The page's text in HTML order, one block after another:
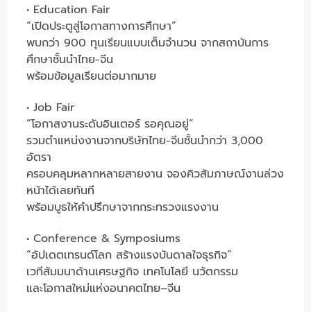
• Education Fair
“เปิดประตูสู่โอกาสทางการศึกษา”
พบกว่า 900 ทุนเรียนแบบเต็มจำนวน จากสถาบันการ
ศึกษาชั้นนำไทย-จีน
พร้อมข้อมูลเรียนต่อมากมาย
• Job Fair
“โอกาสงานระดับอินเตอร์ รอคุณอยู่”
รวมตำแหน่งงานจากบริษัทไทย-จีนชั้นนำกว่า 3,000
อัตรา
ครอบคลุมหลากหลายสายงาน จองคิวสัมภาษณ์งานล่วง
หน้าได้เลยทันที
พร้อมบูธให้คำปรึกษาจากกระทรวงแรงงาน
• Conference & Symposiums
“อัปเดตเทรนด์โลก สร้างแรงบันดาลใจธุรกิจ”
เวทีสัมมนาด้านเศรษฐกิจ เทคโนโลยี นวัตกรรม
และโอกาสใหม่แห่งอนาคตไทย–จีน